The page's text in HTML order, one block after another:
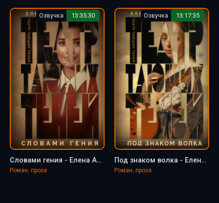
Озвучка 13:35:30
Словами гения - Елена Афанасьева
Роман, проза
Озвучка 13:17:35
Под знаком волка - Елена Афанасьева
Роман, проза